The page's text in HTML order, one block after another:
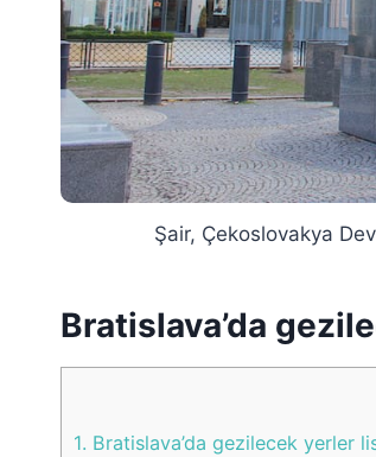
Şair, Çekoslovakya
Bratislava’da
1. Bratislava’da gezilecek yerler